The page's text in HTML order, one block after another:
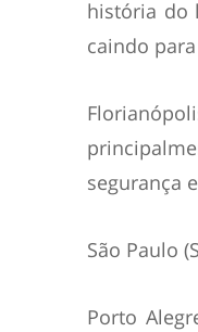
história do
caindo
segurança
São Paulo
Porto